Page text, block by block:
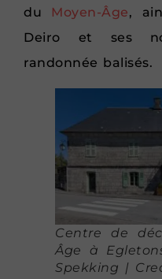
du Moyen-Âge,
Deiro et ses
randonnée balisés.
Centre de
Âge à
Spekking |